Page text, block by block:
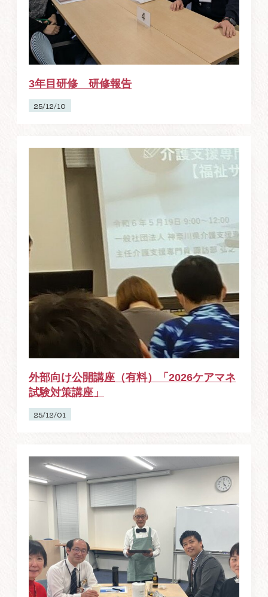
3年目研修 研修報告
25/12/10
外部向け公開講座（有料）「2026ケアマネ
試験対策講座」
25/12/01